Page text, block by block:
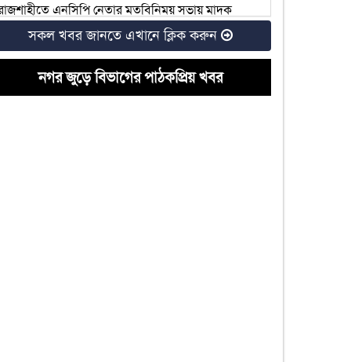
এনসিপি নেতার মতবিনিময় সভায় মাদক
ব্যবসায়ীর উপস্থিতি
আ.লীগ নেতার হিমাগারে নারী নির্যাতন,
গ্রেফতার ৩
সকল খবর জানতে এখানে ক্লিক করুন
নগর জুড়ে বিভাগের পাঠকপ্রিয় খবর